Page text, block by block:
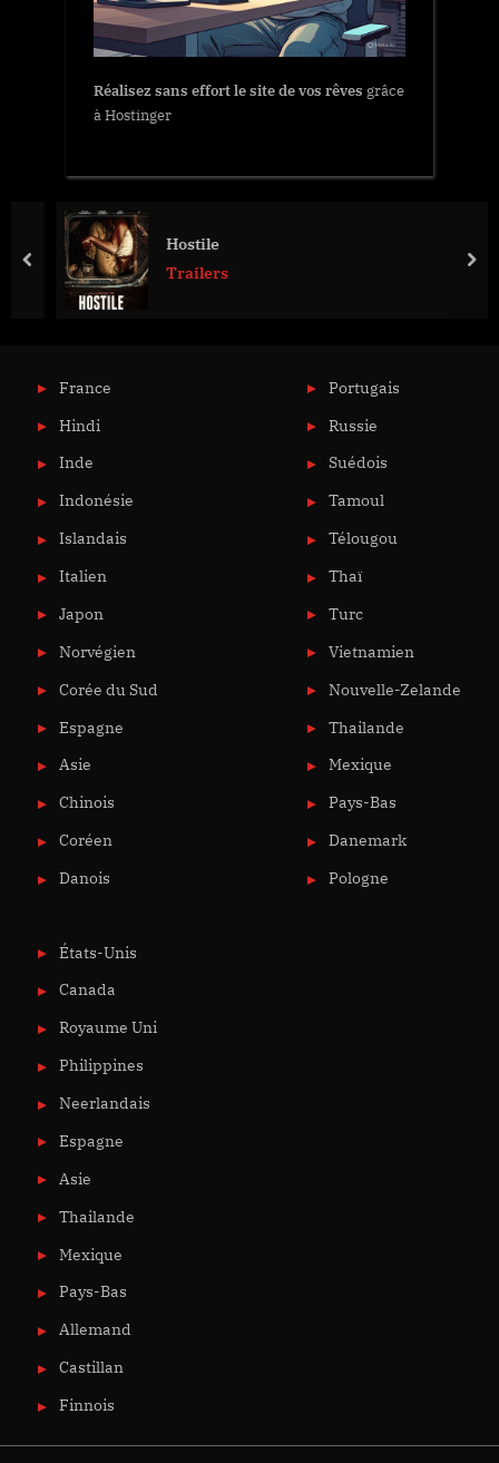
Réalisez sans effort le site de vos rêves grâce
à Hostinger
Hostile
Trailers
prev
France
Hindi
Inde
Indonésie
Islandais
Italien
Japon
Norvégien
Corée du Sud
Espagne
Asie
Chinois
Coréen
Danois
Portugais
Russie
Suédois
Tamoul
Télougou
Thaï
Turc
Vietnamien
Nouvelle-Zelande
Thailande
Mexique
Pays-Bas
Danemark
Pologne
États-Unis
Canada
Royaume Uni
Philippines
Neerlandais
Espagne
Asie
Thailande
Mexique
Pays-Bas
Allemand
Castillan
Finnois